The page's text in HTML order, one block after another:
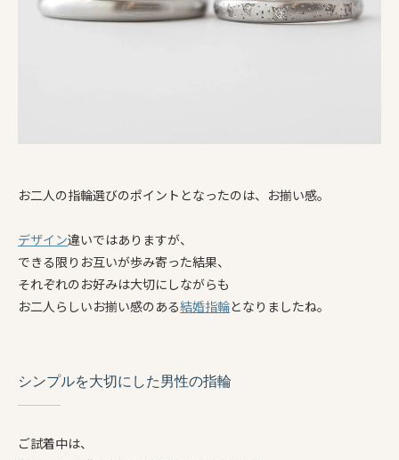
お二人の指輪選びのポイントとなったのは、お揃い感。
デザイン違いではありますが、
できる限りお互いが歩み寄った結果、
それぞれのお好みは大切にしながらも
お二人らしいお揃い感のある結婚指輪となりましたね。
シンプルを大切にした男性の指輪
ご試着中は、